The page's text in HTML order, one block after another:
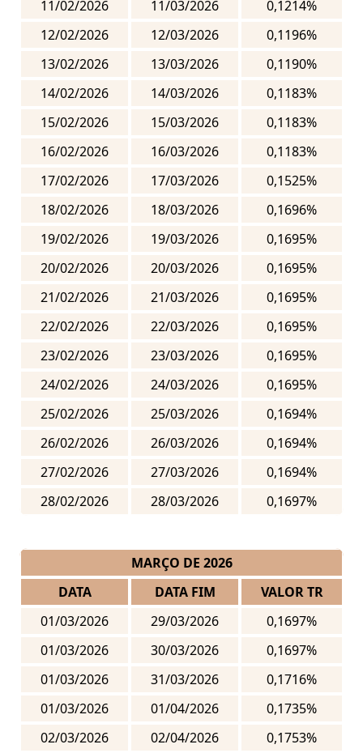
11/02/2026 11/03/2026
0,1214%
12/02/2026
12/03/2026
0,1196%
13/02/2026
13/03/2026
0,1190%
14/02/2026
14/03/2026
0,1183%
15/02/2026
15/03/2026
0,1183%
16/02/2026
16/03/2026
0,1183%
17/02/2026
17/03/2026
0,1525%
18/02/2026
18/03/2026
0,1696%
19/02/2026
19/03/2026
0,1695%
20/02/2026
20/03/2026
0,1695%
21/02/2026
21/03/2026
0,1695%
22/02/2026
22/03/2026
0,1695%
23/02/2026
23/03/2026
0,1695%
24/02/2026
24/03/2026
0,1695%
25/02/2026
25/03/2026
0,1694%
26/02/2026
26/03/2026
0,1694%
27/02/2026
27/03/2026
0,1694%
28/02/2026
28/03/2026 0,1697%
MARÇO DE 2026
DATA
DATA FIM
VALOR TR
01/03/2026
29/03/2026
0,1697%
01/03/2026
30/03/2026
0,1697%
01/03/2026
31/03/2026
0,1716%
01/03/2026
01/04/2026
0,1735%
02/03/2026
02/04/2026
0,1753%